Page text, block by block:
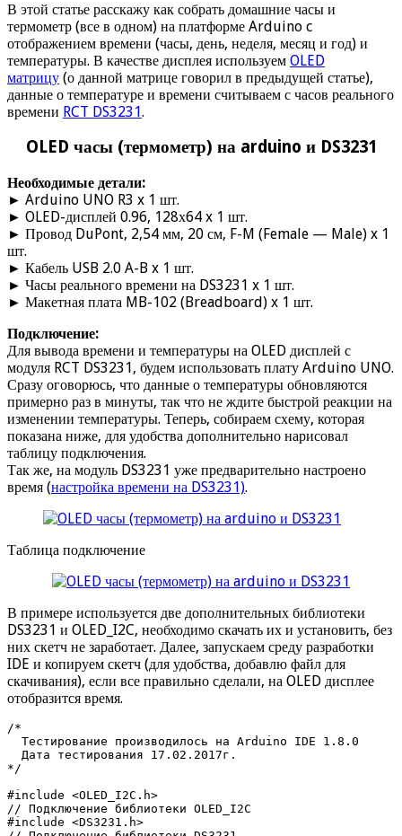
В этой статье расскажу как собрать домашние часы и
термометр (все в одном) на платформе Arduino c
отображением времени (часы, день, неделя, месяц и год) и
температуры. В качестве дисплея используем OLED
матрицу (о данной матрице говорил в предыдущей статье),
данные о температуре и времени считываем с часов реального
времени RCT DS3231 .
OLED часы (термометр) на arduino и DS3231
Необходимые детали:
► Arduino UNO R3 x 1 шт.
► OLED-дисплей 0.96, 128х64 x 1 шт.
► Провод DuPont, 2,54 мм, 20 см, F-M (Female — Male) x 1
шт.
► Кабель USB 2.0 A-B x 1 шт.
► Часы реального времени на DS3231 x 1 шт.
► Макетная плата MB-102 (Breadboard) x 1 шт.
Подключение:
Для вывода времени и температуры на OLED дисплей с
модуля RCT DS3231, будем использовать плату Arduino UNO.
Сразу оговорюсь, что данные о температуры обновляются
примерно раз в минуты, так что не ждите быстрой реакции на
изменении температуры. Теперь, собираем схему, которая
показана ниже, для удобства дополнительно нарисовал
таблицу подключения.
Так же, на модуль DS3231 уже предварительно настроено
время (настройка времени на DS3231).
Таблица подключение
В примере используется две дополнительных библиотеки
DS3231 и OLED_I2C, необходимо скачать их и установить, без
них скетч не заработает. Далее, запускаем среду разработки
IDE и копируем скетч (для удобства, добавлю файл для
скачивания), если все правильно сделали, на OLED дисплее
отобразится время.
/*
*/
#include <OLED_I2C.h>
// Подключение библиотеки OLED_I2C
#include <DS3231.h>